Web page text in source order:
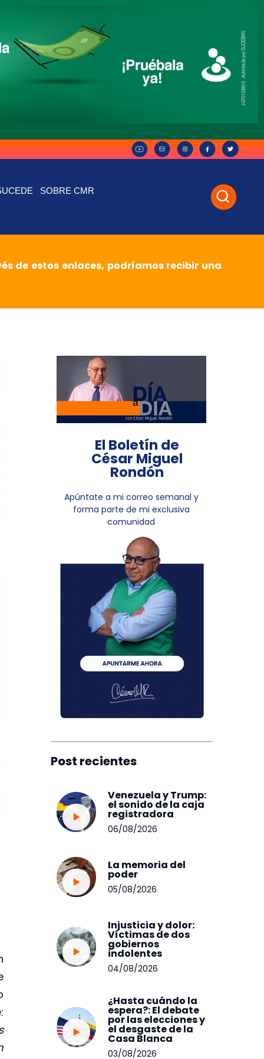
SOBRE CMR
de estos enlaces, podríamos recibir una
El Boletín de
César Miguel
Rondón
Apúntate a mi correo semanal y
forma parte de mi exclusiva
comunidad
Post recientes
Venezuela y Trump:
el sonido de la caja
registradora
06/08/2026
La memoria del
poder
05/08/2026
Injusticia y dolor:
Víctimas de dos
gobiernos
indolentes
04/08/2026
¿Hasta cuándo la
espera?: El debate
por las elecciones y
el desgaste de la
Casa Blanca
03/08/2026